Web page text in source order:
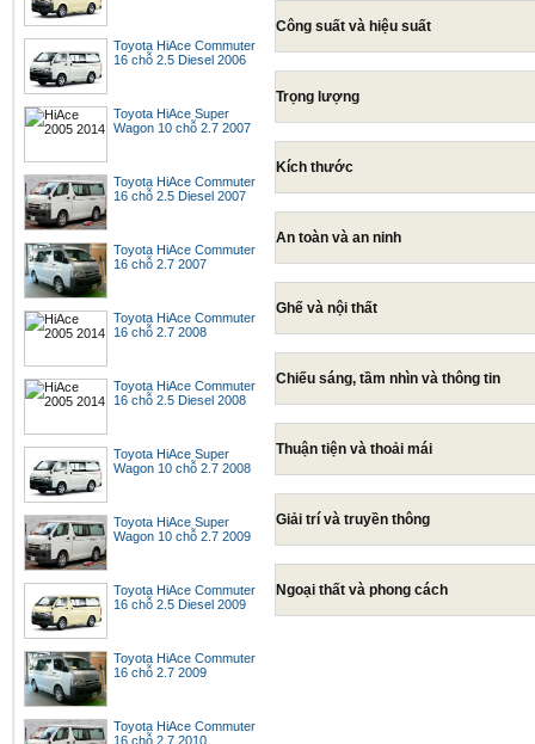
Toyota HiAce Commuter
16 chỗ 2.5 Diesel 2006
Toyota HiAce Super
Wagon 10 chỗ 2.7 2007
Toyota HiAce Commuter
16 chỗ 2.5 Diesel 2007
Toyota HiAce Commuter
16 chỗ 2.7 2007
Toyota HiAce Commuter
16 chỗ 2.7 2008
Toyota HiAce Commuter
16 chỗ 2.5 Diesel 2008
Toyota HiAce Super
Wagon 10 chỗ 2.7 2008
Toyota HiAce Super
Wagon 10 chỗ 2.7 2009
Toyota HiAce Commuter
16 chỗ 2.5 Diesel 2009
Toyota HiAce Commuter
16 chỗ 2.7 2009
Toyota HiAce Commuter
16 chỗ 2.7 2010
Công suất và hiệu suất
Trọng lượng
Kích thước
An toàn và an ninh
Ghế và nội thất
Chiếu sáng, tầm nhìn và thông tin
Thuận tiện và thoải mái
Giải trí và truyền thông
Ngoại thất và phong cách